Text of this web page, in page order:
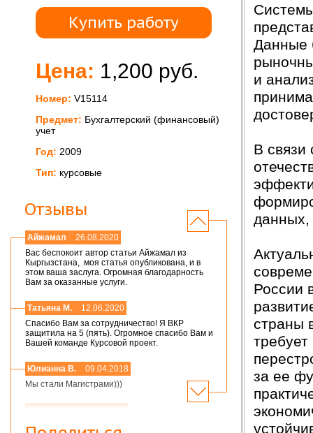
Цена: 1,200 руб.
Номер: V15114
Предмет: Бухгалтерский (финансовый)
учет
Год: 2009
Тип: курсовые
Отзывы
Айжамал
26.08.2020
Вас беспокоит автор статьи Айжамал из
Кыргызстана, моя статья опубликована, и в
этом ваша заслуга. Огромная благодарность
Вам за оказанные услуги.
Татьяна М.
12.06.2020
Спасибо Вам за сотрудничество! Я ВКР
защитила на 5 (пять). Огромное спасибо Вам и
Вашей команде Курсовой проект.
Юлианна В.
09.04.2018
Мы стали Магистрами)))
Мария,добрый день! Спасибо большое.
Данные
и
В связи
данных,
России
страны
за ее